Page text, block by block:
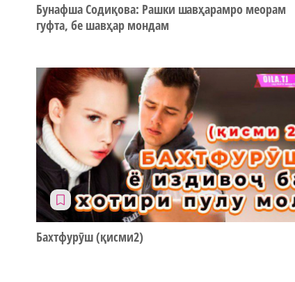
Бунафша Содиқова: Рашки шавҳарамро меорам
гуфта, бе шавҳар мондам
Бахтфурӯш (қисми2)